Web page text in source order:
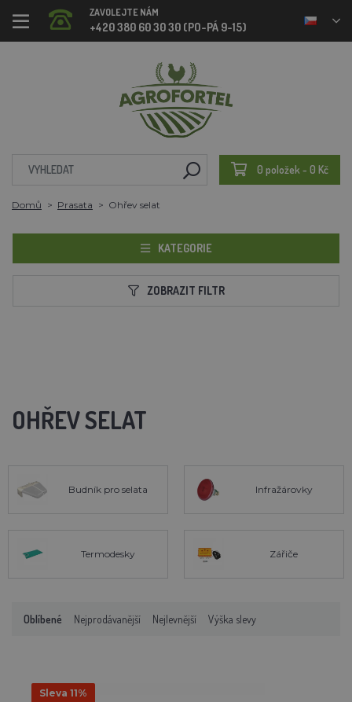
ZAVOLEJTE NÁM
+420 380 60 30 30 (PO-PÁ 9-15)
0 položek - 0 Kč
Domů Prasata Ohřev selat
KATEGORIE
ZOBRAZIT FILTR
OHŘEV SELAT
Budník pro selata Infražárovky
Termodesky Zářiče
Oblíbené Nejprodávanější Nejlevnější Výška slevy
Sleva 11%